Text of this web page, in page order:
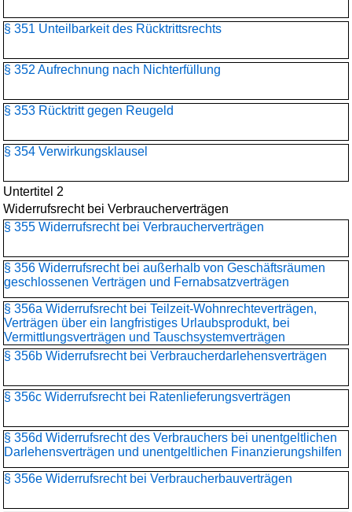
§ 351 Unteilbarkeit des Rücktrittsrechts
§ 352 Aufrechnung nach Nichterfüllung
§ 353 Rücktritt gegen Reugeld
§ 354 Verwirkungsklausel
Untertitel 2
Widerrufsrecht bei Verbraucherverträgen
§ 355 Widerrufsrecht bei Verbraucherverträgen
§ 356 Widerrufsrecht bei außerhalb von Geschäftsräumen
geschlossenen Verträgen und Fernabsatzverträgen
§ 356a Widerrufsrecht bei Teilzeit-Wohnrechteverträgen,
Verträgen über ein langfristiges Urlaubsprodukt, bei
Vermittlungsverträgen und Tauschsystemverträgen
§ 356b Widerrufsrecht bei Verbraucherdarlehensverträgen
§ 356c Widerrufsrecht bei Ratenlieferungsverträgen
§ 356d Widerrufsrecht des Verbrauchers bei unentgeltlichen
Darlehensverträgen und unentgeltlichen Finanzierungshilfen
§ 356e Widerrufsrecht bei Verbraucherbauverträgen